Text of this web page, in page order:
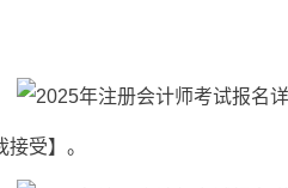
受】。